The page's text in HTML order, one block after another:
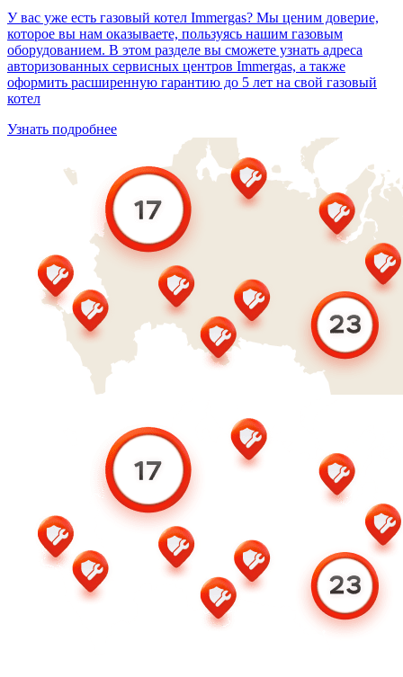
У вас уже есть газовый котел Immergas? Мы ценим доверие,
которое вы нам оказываете, пользуясь нашим газовым
оборудованием. В этом разделе вы сможете узнать адреса
авторизованных сервисных центров Immergas, а также
оформить расширенную гарантию до 5 лет на свой газовый
котел
Узнать подробнее